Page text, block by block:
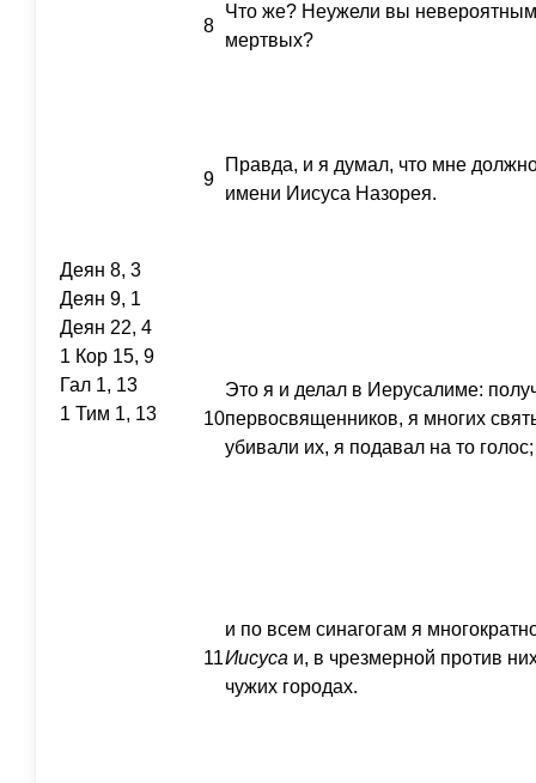
8
Что же? Неужели вы невероятным
мертвых?
9
Правда, и я думал, что мне
имени Иисуса Назорея.
Деян 8, 3
Деян 9, 1
Деян 22, 4
1 Кор 15, 9
Гал 1, 13
1 Тим 1, 13
10
Это я и делал в Иерусалиме:
первосвященников, я многих
убивали их, я подавал на то голос;
11
и по всем синагогам я
Иисуса и, в чрезмерной против
чужих городах.